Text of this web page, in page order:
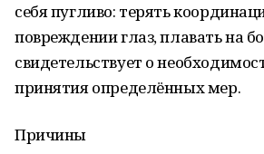
себя пугливо: терять
повреждении глаз, плавать на
свидетельствует о
принятия определённых мер.
Причины